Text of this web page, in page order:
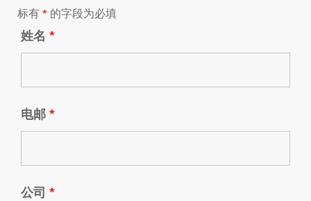
标有 * 的字段为必填
姓名 *
电邮 *
公司 *